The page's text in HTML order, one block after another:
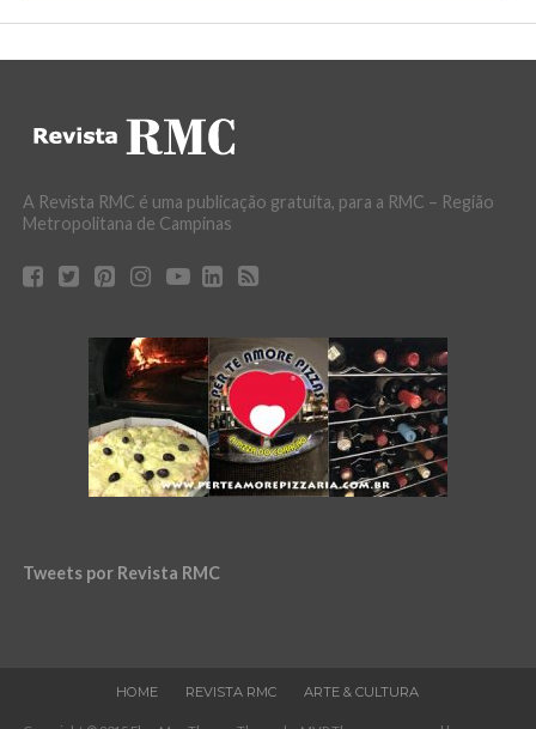
A Revista RMC é uma publicação gratuita, para a RMC – Região
Metropolitana de Campinas
Tweets por Revista RMC
HOME REVISTA RMC ARTE & CULTURA